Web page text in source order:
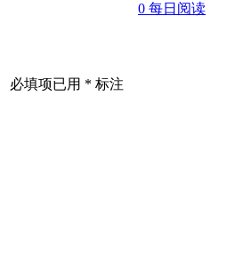
0 每日阅读
必填项已用 * 标注